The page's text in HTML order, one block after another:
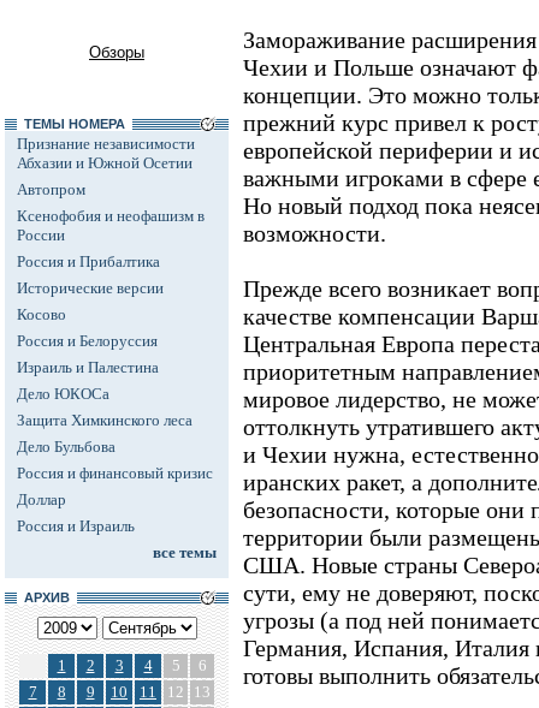
Обзоры
ТЕМЫ НОМЕРА
Признание независимости
Абхазии и Южной Осетии
Автопром
Ксенофобия и неофашизм в
России
Россия и Прибалтика
Исторические версии
Косово
Россия и Белоруссия
Израиль и Палестина
Дело ЮКОСа
Защита Химкинского леса
Дело Бульбова
Россия и финансовый кризис
Доллар
Россия и Израиль
все темы
АРХИВ
1 2 3 4 5
6
7
8 9 10 11 12
13
Замораживание
Чехии и Польше означают
концепции. Это можно
прежний курс привел к
европейской периферии и
важными игроками в сфере
Но новый подход пока
возможности.
Прежде всего возникает
качестве компенсации
Центральная Европа
приоритетным
мировое лидерство, не
оттолкнуть утратившего
и Чехии нужна,
иранских ракет, а
безопасности, которые
территории были
США. Новые страны
сути, ему не доверяют,
угрозы (а под ней
Германия, Испания, Италия
готовы выполнить